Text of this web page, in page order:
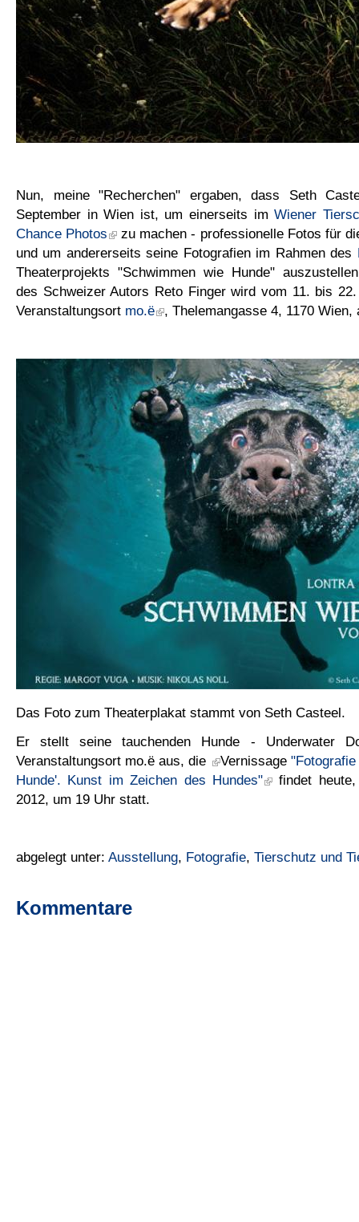
Nun, meine "Recherchen" ergaben, dass Seth
September in Wien ist, um einerseits imWiener
Chance Photos
zu machen - professionelle Fotos für
und um andererseits seine Fotografien im Rahmen des
Theaterprojekts "Schwimmen wie Hunde"
des Schweizer Autors Reto Finger wird vom 11. bis
Veranstaltungsort mo.ë , Thelemangasse 4, 1170 Wien,
Das Foto zum Theaterplakat stammt von Seth Casteel.
Er stellt seine tauchenden Hunde - Underwater
Veranstaltungsort mo.ë aus, die
Vernissage"Fotografie
Hunde'. Kunst im Zeichen des Hundes"
findet
2012, um 19 Uhr statt.
abgelegt unter: Ausstellung, Fotografie, Tierschutz und
Kommentare